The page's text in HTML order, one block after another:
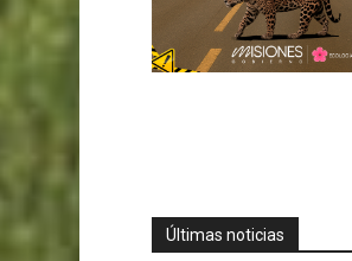
Últimas noticias